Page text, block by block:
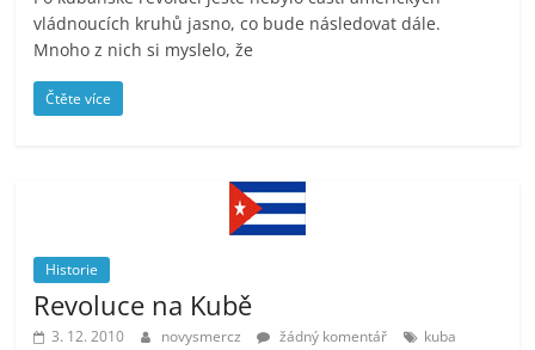
prospívá?
vládnoucích kruhů jasno, co bude následovat dále.
Mnoho z nich si myslelo, že
Čtěte více
Historie
Revoluce na Kubě
3. 12. 2010 novysmercz žádný komentář
kuba